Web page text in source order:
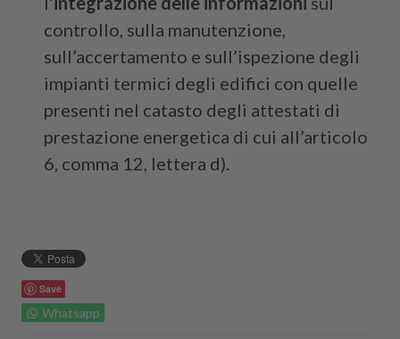
controllo, sulla manutenzione,
sull’accertamento e sull’ispezione degli
impianti termici degli edifici con quelle
presenti nel catasto degli attestati di
prestazione energetica di cui all’articolo
6, comma 12, lettera d).
Save
Whatsapp